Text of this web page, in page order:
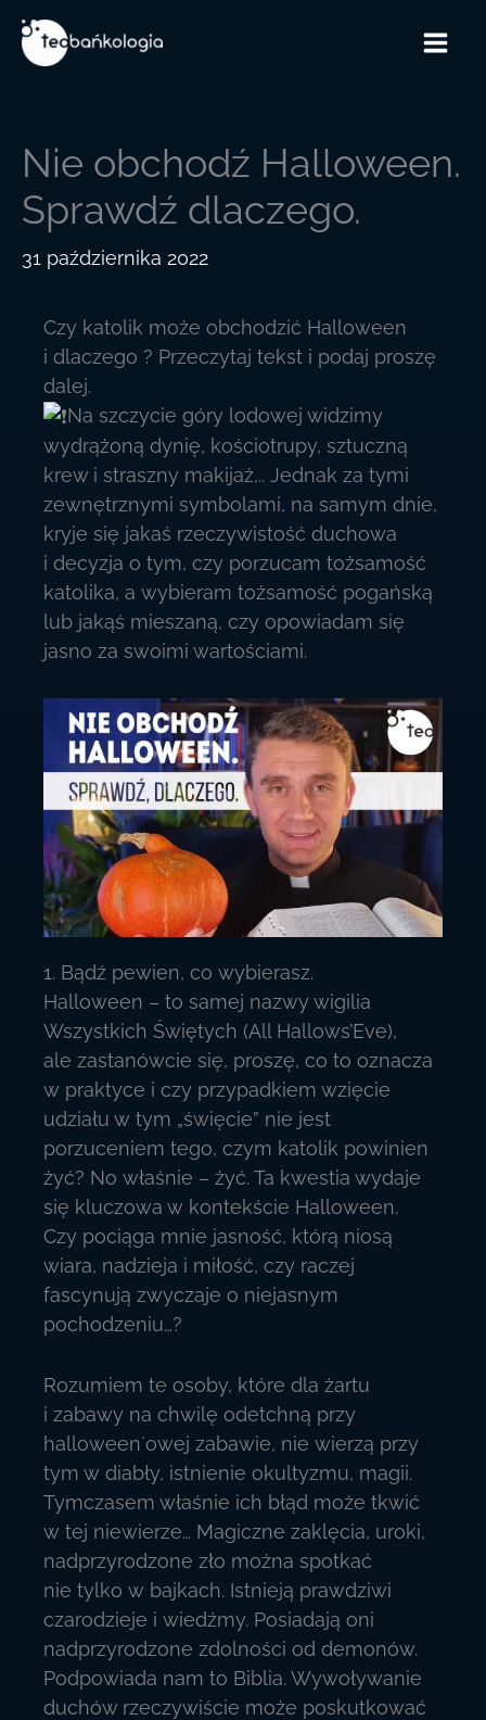
do
treści
Nie obchodź Halloween.
Sprawdź dlaczego.
31 października 2022
Czy katolik może obchodzić Halloween
i dlaczego ? Przeczytaj tekst i podaj proszę
dalej.
️Na szczycie góry lodowej widzimy
wydrążoną dynię, kościotrupy, sztuczną
krew i straszny makijaż,.. Jednak za tymi
zewnętrznymi symbolami, na samym dnie,
kryje się jakaś rzeczywistość duchowa
i decyzja o tym, czy porzucam tożsamość
katolika, a wybieram tożsamość pogańską
lub jakąś mieszaną, czy opowiadam się
jasno za swoimi wartościami.
1. Bądź pewien, co wybierasz.
Halloween – to samej nazwy wigilia
Wszystkich Świętych (All Hallows’Eve),
ale zastanówcie się, proszę, co to oznacza
w praktyce i czy przypadkiem wzięcie
udziału w tym „święcie” nie jest
porzuceniem tego, czym katolik powinien
żyć? No właśnie – żyć. Ta kwestia wydaje
się kluczowa w kontekście Halloween.
Czy pociąga mnie jasność, którą niosą
wiara, nadzieja i miłość, czy raczej
fascynują zwyczaje o niejasnym
pochodzeniu…?
Rozumiem te osoby, które dla żartu
i zabawy na chwilę odetchną przy
halloween`owej zabawie, nie wierzą przy
tym w diabły, istnienie okultyzmu, magii.
Tymczasem właśnie ich błąd może tkwić
w tej niewierze… Magiczne zaklęcia, uroki,
nadprzyrodzone zło można spotkać
nie tylko w bajkach. Istnieją prawdziwi
czarodzieje i wiedźmy. Posiadają oni
nadprzyrodzone zdolności od demonów.
Podpowiada nam to Biblia. Wywoływanie
duchów rzeczywiście może poskutkować